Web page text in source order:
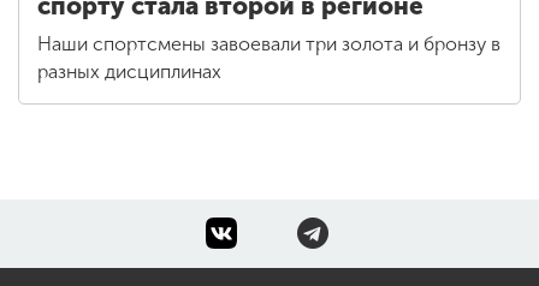
спорту стала второй в регионе
Наши спортсмены завоевали три золота и бронзу в
разных дисциплинах